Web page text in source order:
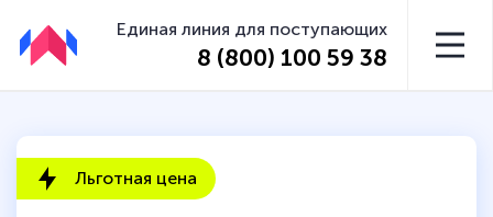
Единая линия для поступающих
8 (800) 100 59 38
Льготная цена